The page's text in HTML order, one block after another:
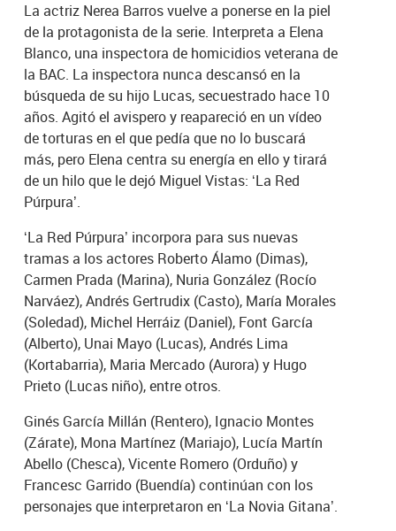
La actriz Nerea Barros vuelve a ponerse en la piel
de la protagonista de la serie. Interpreta a Elena
Blanco, una inspectora de homicidios veterana de
la BAC. La inspectora nunca descansó en la
búsqueda de su hijo Lucas, secuestrado hace 10
años. Agitó el avispero y reapareció en un vídeo
de torturas en el que pedía que no lo buscará
más, pero Elena centra su energía en ello y tirará
de un hilo que le dejó Miguel Vistas: ‘La Red
Púrpura’.
‘La Red Púrpura’ incorpora para sus nuevas
tramas a los actores Roberto Álamo (Dimas),
Carmen Prada (Marina), Nuria González (Rocío
Narváez), Andrés Gertrudix (Casto), María Morales
(Soledad), Michel Herráiz (Daniel), Font García
(Alberto), Unai Mayo (Lucas), Andrés Lima
(Kortabarria), Maria Mercado (Aurora) y Hugo
Prieto (Lucas niño), entre otros.
Ginés García Millán (Rentero), Ignacio Montes
(Zárate), Mona Martínez (Mariajo), Lucía Martín
Abello (Chesca), Vicente Romero (Orduño) y
Francesc Garrido (Buendía) continúan con los
personajes que interpretaron en ‘La Novia Gitana’.